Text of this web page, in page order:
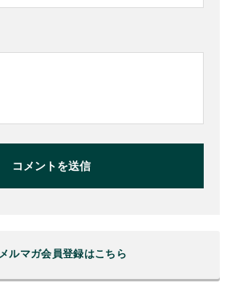
コメントを送信
メルマガ会員登録はこちら